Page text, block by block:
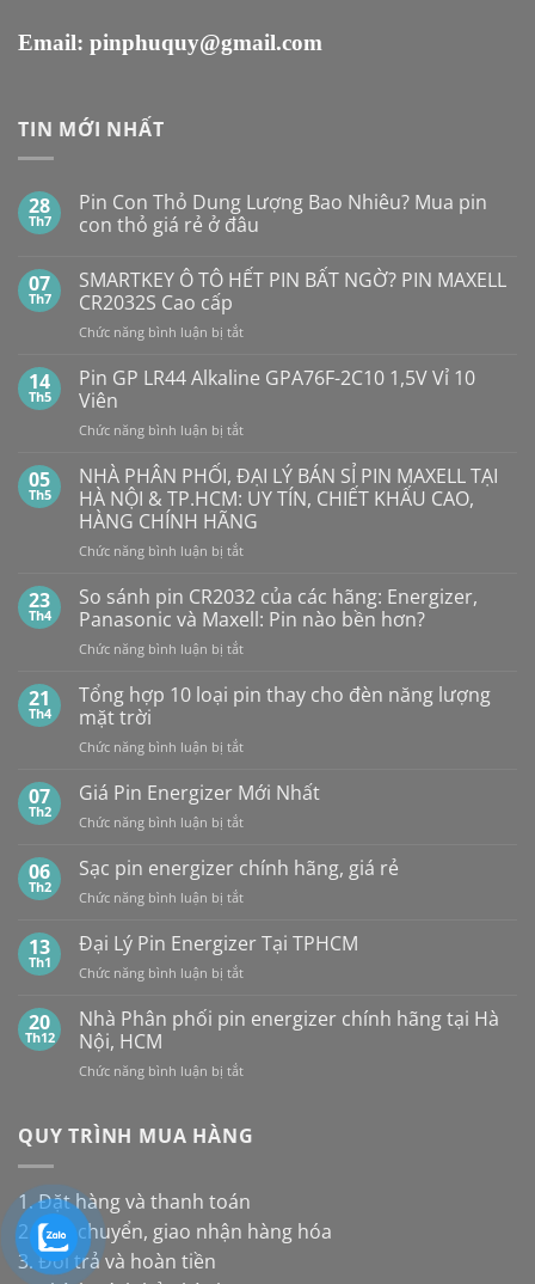
Email: pinphuquy@gmail.com
TIN MỚI NHẤT
28
Th7
Pin Con Thỏ Dung Lượng Bao Nhiêu? Mua pin
con thỏ giá rẻ ở đâu
bình
luận
ở
Pin
Con
Dung
Lượng
Bao
Nhiêu?
Mua
con
thỏ
giá
rẻ
ở
đâu
07
Th7
SMARTKEY Ô TÔ HẾT PIN BẤT NGỜ? PIN MAXELL
CR2032S Cao cấp
Chức năng bình luận bị tắtở
Ô
PIN
NGỜ?
PIN
MAXELL
CR2032S Cao
cấp
14
Th5
Pin GP LR44 Alkaline GPA76F-2C10 1,5V Vỉ 10
Viên
Chức năng bình luận bị tắtở
GP
LR44
Alkaline
GPA76F-
2C10
Vỉ
10
Viên
05
Th5
NHÀ PHÂN PHỐI, ĐẠI LÝ BÁN SỈ PIN MAXELL TẠI
HÀ NỘI & TP.HCM: UY TÍN, CHIẾT KHẤU CAO,
HÀNG CHÍNH HÃNG
Chức năng bình luận bị tắtở
PHÂN
PHỐI,
ĐẠI
LÝ
SỈ
TẠI
NỘI
TÍN,
CHIẾT
CAO,
HÀNG
CHÍNH
23
Th4
So sánh pin CR2032 của các hãng: Energizer,
Panasonic và Maxell: Pin nào bền hơn?
Chức năng bình luận bị tắtở
sánh
của
hãng:
Panasonic
Maxell:
Pin
bền
hơn?
21
Th4
Tổng hợp 10 loại pin thay cho đèn năng lượng
mặt trời
Chức năng bình luận bị tắtở
hợp
loại
thay
đèn
lượng
mặt
07
Th2
Giá Pin Energizer Mới Nhất
Chức năng bình luận bị tắtở
Pin
Mới
06
Th2
Sạc pin energizer chính hãng, giá rẻ
Chức năng bình luận bị tắtở
pin
energizer
chính
giá
13
Th1
Đại Lý Pin Energizer Tại TPHCM
Chức năng bình luận bị tắtở
Lý
Tại
20
Th12
Nhà Phân phối pin energizer chính hãng tại Hà
Nội, HCM
Chức năng bình luận bị tắtở
phối
hãng
tại
QUY TRÌNH MUA HÀNG
1. Đặt hàng và thanh toán
2. Vận chuyển, giao nhận hàng hóa
3. Đổi trả và hoàn tiền